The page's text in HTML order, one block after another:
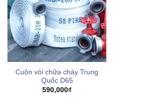
Cuộn vòi chữa cháy Trung
Quốc D65
590,000₫